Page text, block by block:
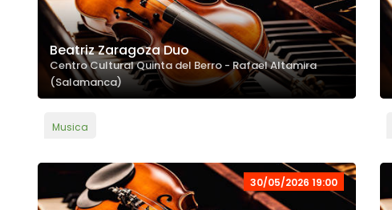
Beatriz Zaragoza Duo
Centro Cultural Quinta del Berro - Rafael Altamira
(Salamanca)
Musica
30/05/2026 19:00